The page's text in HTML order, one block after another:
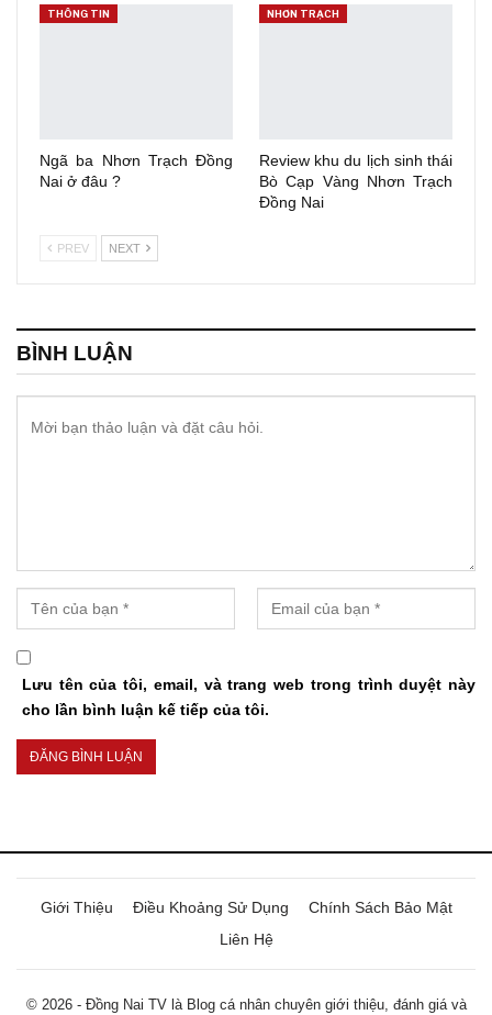
THÔNG TIN
Ngã ba Nhơn Trạch Đồng
Nai ở đâu ?
NHƠN TRẠCH
Review khu du lịch sinh thái
Bò Cạp Vàng Nhơn Trạch
Đồng Nai
PREV NEXT
BÌNH LUẬN
Lưu tên của tôi, email, và trang web trong trình duyệt này
cho lần bình luận kế tiếp của tôi.
Giới Thiệu Điều Khoảng Sử Dụng
Chính Sách Bảo Mật
Liên Hệ
© 2026 - Đồng Nai TV là Blog cá nhân chuyên giới thiệu, đánh giá và